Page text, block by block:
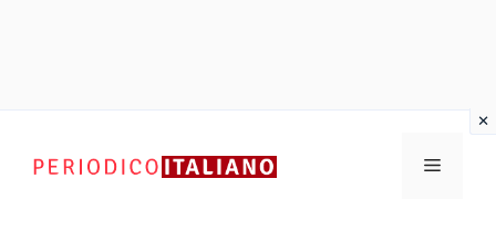
contenuto
Menu